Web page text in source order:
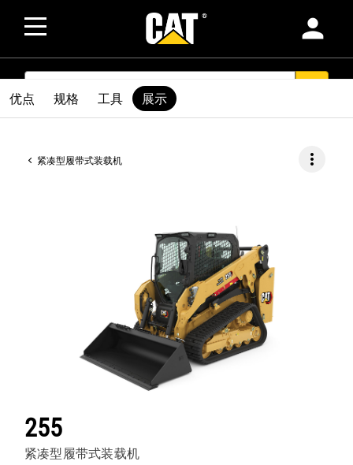
person
SEARCH
紧凑型履带式装载机 more_vert
255
紧凑型履带式装载机
优点 规格 工具 展示